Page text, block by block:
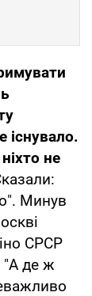
існувало.
не
Минув
СРСР
"А де ж